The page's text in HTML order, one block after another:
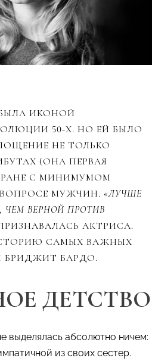
ИКОНОЙ
50-Х. НО ЕЙ БЫЛО
НЕ ТОЛЬКО
(ОНА ПЕРВАЯ
С МИНИМУМОМ
МУЖЧИН. «ЛУЧШЕ
ЧЕМ ВЕРНОЙ ПРОТИВ
АКТРИСА.
САМЫХ ВАЖНЫХ
БАРДО.
ДЕТСТВО
выделялась абсолютно ничем:
из своих сестер.